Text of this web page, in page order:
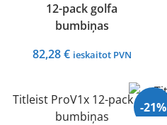
12-pack golfa
bumbiņas
82,28€ ieskaitot PVN
-21%